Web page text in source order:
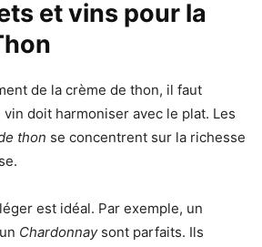
et vins pour la
de la crème de thon, il faut
doit harmoniser avec le plat. Les
thon se concentrent sur la richesse
est idéal. Par exemple, un
Chardonnaysont parfaits. Ils